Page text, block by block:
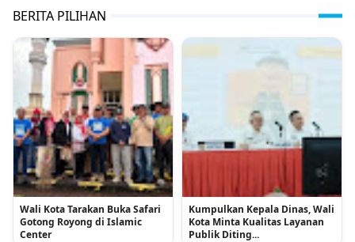
BERITA PILIHAN
Wali Kota Tarakan Buka Safari
Gotong Royong di Islamic
Center
Kumpulkan Kepala Dinas, Wali
Kota Minta Kualitas Layanan
Publik Diting...